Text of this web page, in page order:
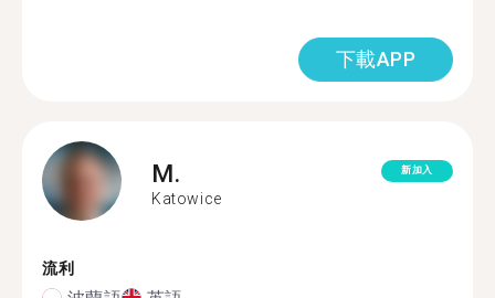
下載APP
M.
Katowice
新加入
流利